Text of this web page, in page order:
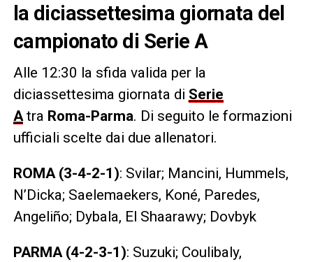
la diciassettesima giornata del
campionato di Serie A
Alle 12:30 la sfida valida per la
diciassettesima giornata di Serie
Atra Roma-Parma. Di seguito le formazioni
ufficiali scelte dai due allenatori.
ROMA (3-4-2-1): Svilar; Mancini, Hummels,
N’Dicka; Saelemaekers, Koné, Paredes,
Angeliño; Dybala, El Shaarawy; Dovbyk
PARMA (4-2-3-1): Suzuki; Coulibaly,